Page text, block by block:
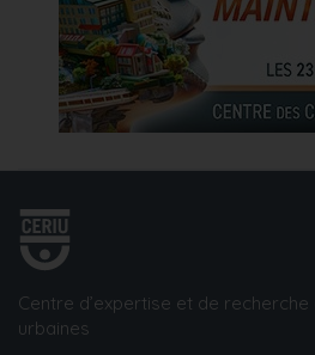
Centre d’expertise et de
urbaines